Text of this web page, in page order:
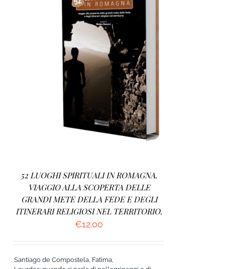
AGGIUNGI AL CARRELLO / DETTAGLI
52 LUOGHI SPIRITUALI IN ROMAGNA.
VIAGGIO ALLA SCOPERTA DELLE
GRANDI METE DELLA FEDE E DEGLI
ITINERARI RELIGIOSI NEL TERRITORIO.
€12.00
Santiago de Compostela, Fatima,